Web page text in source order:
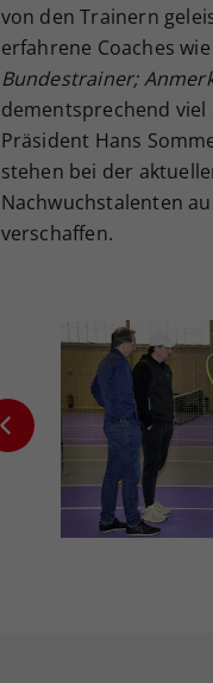
von den Trainern
erfahrene Coaches
Bundestrainer;
dementsprechend viel
Präsident Hans
stehen bei der
Nachwuchstalenten
verschaffen.